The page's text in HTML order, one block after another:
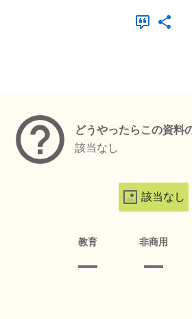
どうやったらこの資料
該当なし
該当なし
教育 非商用